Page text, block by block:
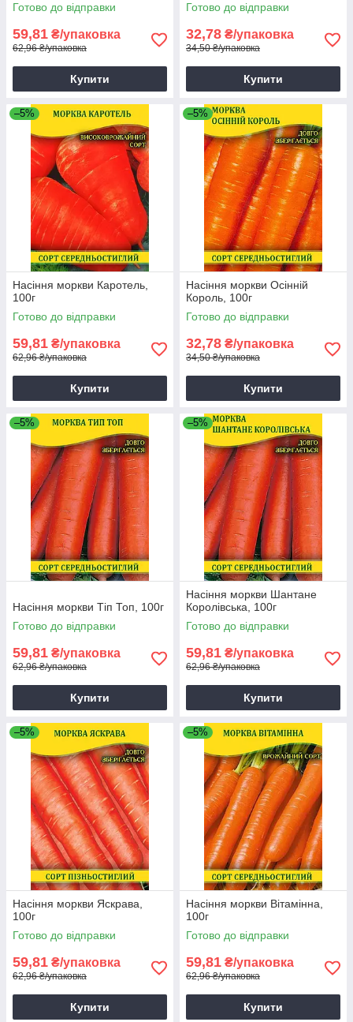
Готово до відправки
59,81 ₴/упаковка
62,96 ₴/упаковка
Купити
Готово до відправки
32,78 ₴/упаковка
34,50 ₴/упаковка
Купити
–5%
Насіння моркви Каротель,
100г
Готово до відправки
59,81 ₴/упаковка
62,96 ₴/упаковка
Купити
–5%
Насіння моркви Осінній
Король, 100г
Готово до відправки
32,78 ₴/упаковка
34,50 ₴/упаковка
Купити
–5%
Насіння моркви Тіп Топ, 100г
Готово до відправки
59,81 ₴/упаковка
62,96 ₴/упаковка
Купити
–5%
Насіння моркви Шантане
Королівська, 100г
Готово до відправки
59,81 ₴/упаковка
62,96 ₴/упаковка
Купити
–5%
Насіння моркви Яскрава,
100г
Готово до відправки
59,81 ₴/упаковка
62,96 ₴/упаковка
Купити
–5%
Насіння моркви Вітамінна,
100г
Готово до відправки
59,81 ₴/упаковка
62,96 ₴/упаковка
Купити